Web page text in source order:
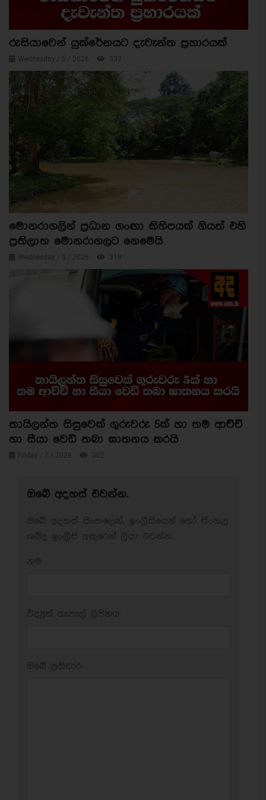
රුසියාවෙන් යුක්රේනයට දැවැන්ත ප්‍රහාරයක්
Wednesday / 5 / 2026 332
මොනරාගලින් ප්‍රධාන ගංඟා කිහිපයක් ගියත් එහි
ප්‍රතිලාභ මොනරාගලට නෙමෙයි
Wednesday / 5 / 2026 319
තායිලන්ත සිසුවෙක් ගුරුවරු 5ක් හා තම ආච්චි
හා සීයා වෙඩි තබා ඝාතනය කරයි
Friday / 7 / 2026 302
ඔබේ අදහස් එවන්න.